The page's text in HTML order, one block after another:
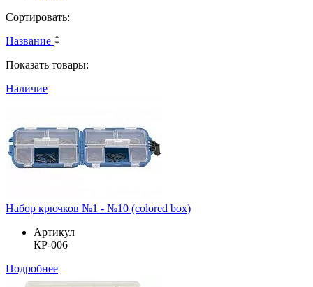
Сортировать:
Название
Показать товары:
Наличие
Набор крючков №1 - №10 (colored box)
Артикул
КР-006
Подробнее